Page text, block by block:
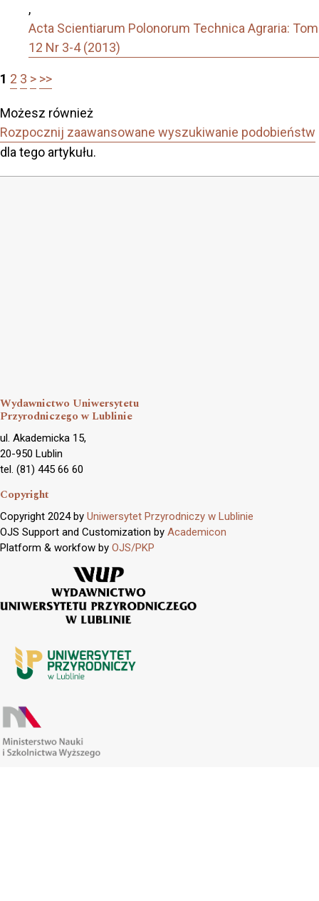
,
Acta Scientiarum Polonorum Technica Agraria: Tom
12 Nr 3-4 (2013)
1 2 3 > >>
Możesz również
Rozpocznij zaawansowane wyszukiwanie podobieństw
dla tego artykułu.
Wydawnictwo Uniwersytetu
Przyrodniczego w Lublinie
ul. Akademicka 15,
20-950 Lublin
tel. (81) 445 66 60
Copyright
Copyright 2024 by Uniwersytet Przyrodniczy w Lublinie
OJS Support and Customization by Academicon
Platform & workfow by OJS/PKP